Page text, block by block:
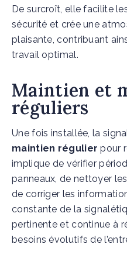
De surcroît, elle facilite
sécurité et crée une
plaisante, contribuant
travail optimal.
Maintien et
réguliers
Une fois installée, la
maintien régulier pour
implique de vérifier
panneaux, de nettoyer
de corriger les
constante de la
pertinente et continue à
besoins évolutifs de